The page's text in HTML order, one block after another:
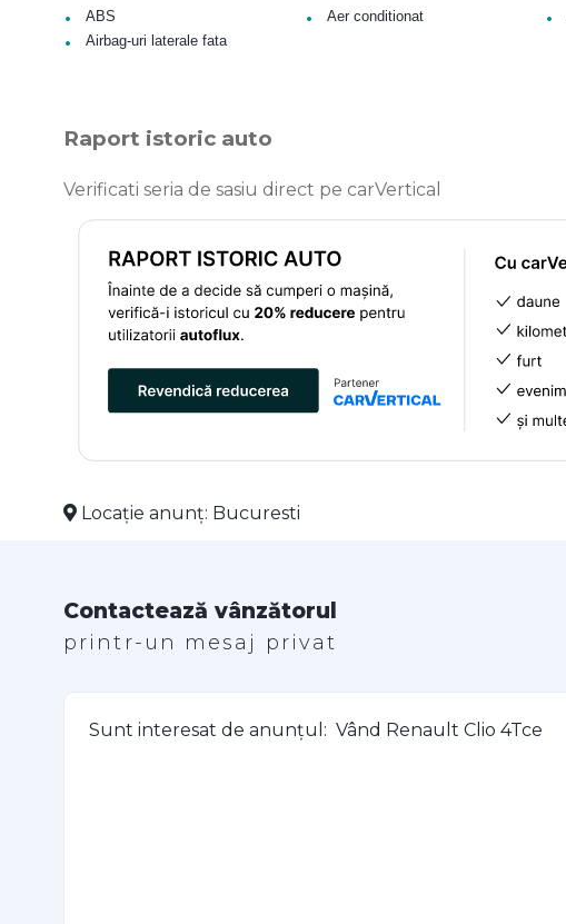
• ABS • Aer conditionat •
• Airbag-uri laterale fata
Raport istoric auto
Verificati seria de sasiu direct pe carVertical
Locație anunț: Bucuresti
Contactează vânzătorul
printr-un mesaj privat